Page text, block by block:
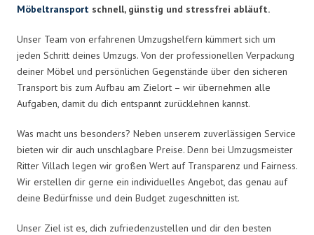
Möbeltransport schnell, günstig und stressfrei abläuft.
Unser Team von erfahrenen Umzugshelfern kümmert sich um
jeden Schritt deines Umzugs. Von der professionellen Verpackung
deiner Möbel und persönlichen Gegenstände über den sicheren
Transport bis zum Aufbau am Zielort – wir übernehmen alle
Aufgaben, damit du dich entspannt zurücklehnen kannst.
Was macht uns besonders? Neben unserem zuverlässigen Service
bieten wir dir auch unschlagbare Preise. Denn bei Umzugsmeister
Ritter Villach legen wir großen Wert auf Transparenz und Fairness.
Wir erstellen dir gerne ein individuelles Angebot, das genau auf
deine Bedürfnisse und dein Budget zugeschnitten ist.
Unser Ziel ist es, dich zufriedenzustellen und dir den besten